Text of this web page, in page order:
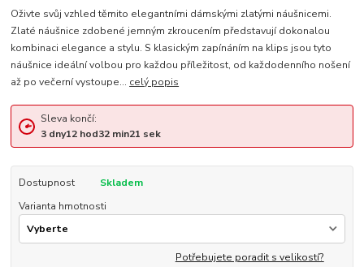
Oživte svůj vzhled těmito elegantními dámskými zlatými náušnicemi.
Zlaté náušnice zdobené jemným zkroucením představují dokonalou
kombinaci elegance a stylu. S klasickým zapínáním na klips jsou tyto
náušnice ideální volbou pro každou příležitost, od každodenního nošení
až po večerní vystoupe... celý popis
Sleva končí:
3 dny12hod32min21 sek
Dostupnost
Skladem
Varianta hmotnosti
Potřebujete poradit s velikostí?